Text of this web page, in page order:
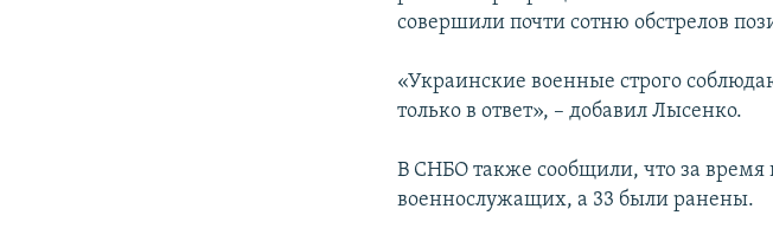
совершили почти сотню обстрелов
«Украинские военные строго
только в ответ», – добавил Лысенко.
В СНБО также сообщили, что за
военнослужащих, а 33 были ранены.